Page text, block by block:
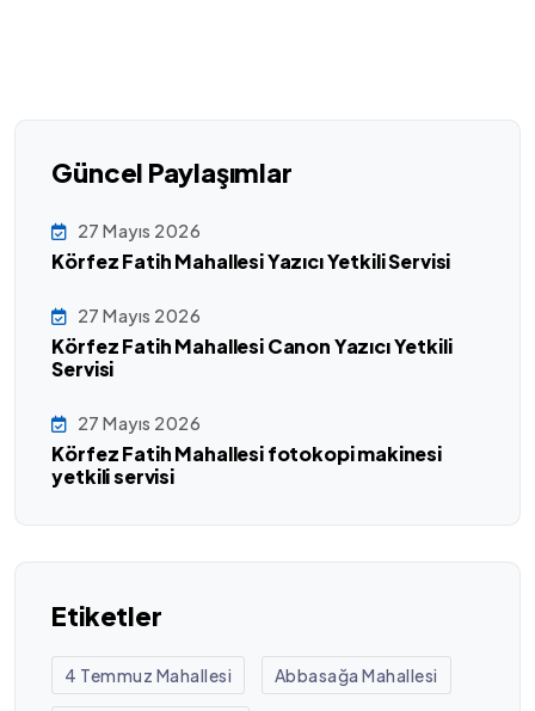
Güncel Paylaşımlar
27 Mayıs 2026
Körfez Fatih Mahallesi Yazıcı Yetkili Servisi
27 Mayıs 2026
Körfez Fatih Mahallesi Canon Yazıcı Yetkili
Servisi
27 Mayıs 2026
Körfez Fatih Mahallesi fotokopi makinesi
yetkili servisi
Etiketler
4 Temmuz Mahallesi Abbasağa Mahallesi